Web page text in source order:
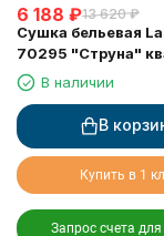
6 188 ₽13 620 ₽
Сушка бельевая
70295 "Струна"
длина 2,5м.
В наличии
В
Купить в 1
Запрос счета